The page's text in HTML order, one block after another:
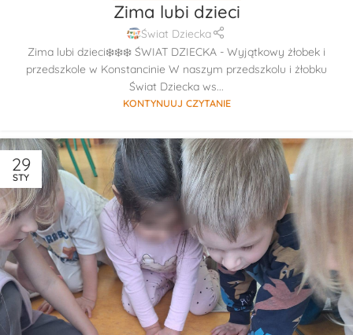
Zima lubi dzieci
Świat Dziecka
Zima lubi dzieci❄️❄️❄️ ŚWIAT DZIECKA - Wyjątkowy żłobek i
przedszkole w Konstancinie W naszym przedszkolu i żłobku
Świat Dziecka ws...
KONTYNUUJ CZYTANIE
29
STY